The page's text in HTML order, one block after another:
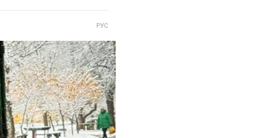
РУС